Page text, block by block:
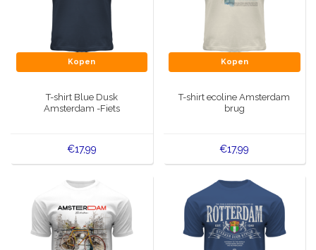
Kopen
T-shirt Blue Dusk
Amsterdam -Fiets
€17,99
Kopen
T-shirt ecoline Amsterdam
brug
€17,99